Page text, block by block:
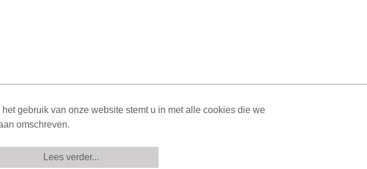
gebruik van onze website stemt u in met alle cookies die we
omschreven.
Lees verder...